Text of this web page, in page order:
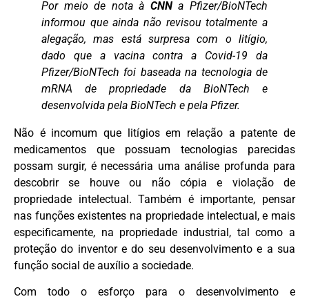
Por meio de nota à CNNa Pfizer/BioNTech
informou que ainda não revisou totalmente a
alegação, mas está surpresa com o litígio,
dado que a vacina contra a Covid-19 da
Pfizer/BioNTech foi baseada na tecnologia de
mRNA de propriedade da BioNTech e
desenvolvida pela BioNTech e pela Pfizer.
Não é incomum que litígios em relação a patente de
medicamentos que possuam tecnologias parecidas
possam surgir, é necessária uma análise profunda para
descobrir se houve ou não cópia e violação de
propriedade intelectual. Também é importante, pensar
nas funções existentes na propriedade intelectual, e mais
especificamente, na propriedade industrial, tal como a
proteção do inventor e do seu desenvolvimento e a sua
função social de auxílio a sociedade.
Com todo o esforço para o desenvolvimento e